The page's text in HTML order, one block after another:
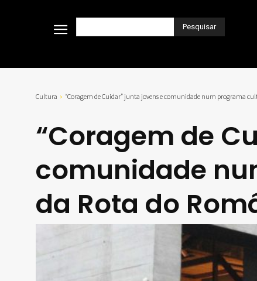
Pesquisar
Cultura “Coragem de Cuidar” junta jovens e comunidade num programa
“Coragem de
comunidade
da Rota do